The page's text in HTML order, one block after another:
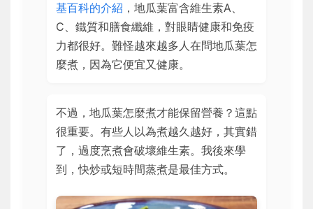
基百科的介紹 ，地瓜葉富含維生素A、
C、鐵質和膳食纖維，對眼睛健康和免疫
力都很好。難怪越來越多人在問地瓜葉怎
麼煮，因為它便宜又健康。
不過，地瓜葉怎麼煮才能保留營養？這點
很重要。有些人以為煮越久越好，其實錯
了，過度烹煮會破壞維生素。我後來學
到，快炒或短時間蒸煮是最佳方式。